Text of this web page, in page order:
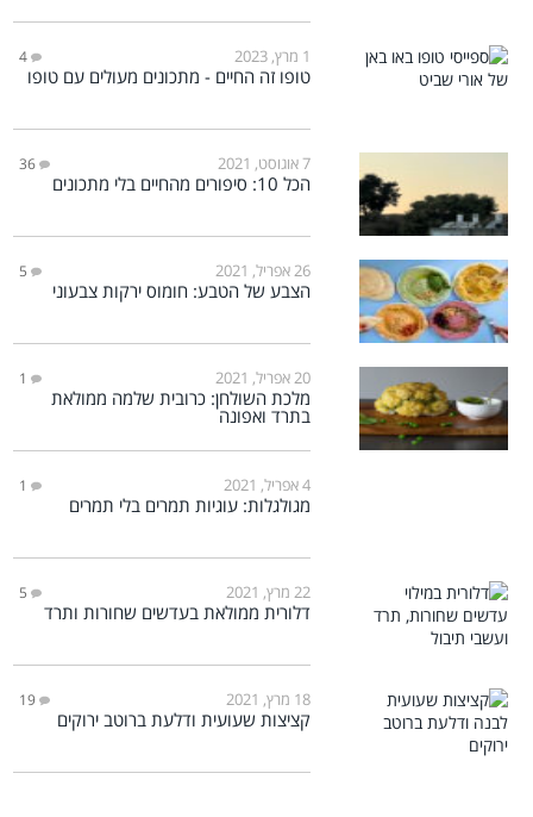
1 מרץ, 2023 4
טופו זה החיים - מתכונים מעולים עם טופו
7 אוגוסט, 2021 36
הכל 10: סיפורים מהחיים בלי מתכונים
26 אפריל, 2021 5
הצבע של הטבע: חומוס ירקות צבעוני
20 אפריל, 2021 1
מלכת השולחן: כרובית שלמה ממולאת
בתרד ואפונה
4 אפריל, 2021 1
מגולגלות: עוגיות תמרים בלי תמרים
22 מרץ, 2021 5
דלורית ממולאת בעדשים שחורות ותרד
18 מרץ, 2021 19
קציצות שעועית ודלעת ברוטב ירוקים